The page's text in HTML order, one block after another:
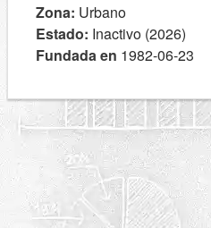
Zona: Urbano
Estado: Inactivo (2026)
Fundada en 1982-06-23